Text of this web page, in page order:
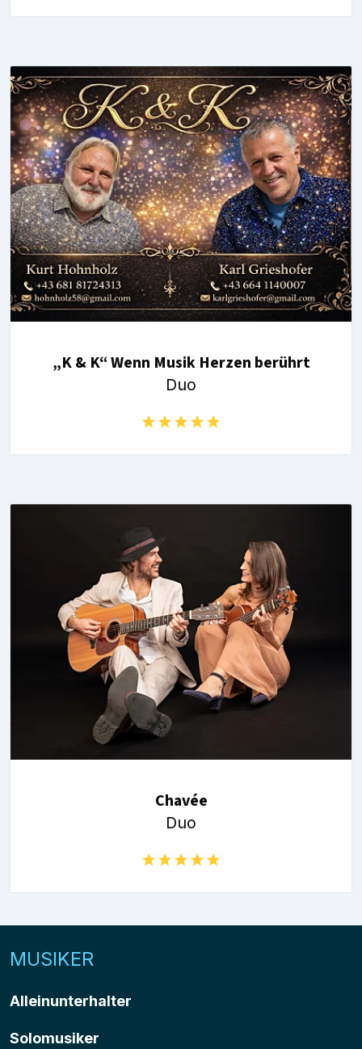
„K & K“ Wenn Musik Herzen berührt
Duo
Chavée
Duo
MUSIKER
Alleinunterhalter
Solomusiker